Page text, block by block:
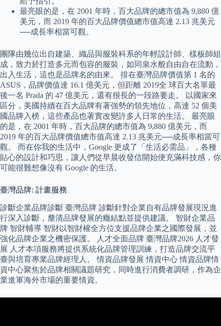
最亮眼的是，在 2001 年時，百大品牌的總市值為 9,880 億
美元，而 2019 年的百大品牌價值總市值高達 2.13 兆美元
──成長率相當可觀。
團隊由幾位出自建築、織品與服裝科系的年輕設計師、樣板師組
成，致力於打造多元而包容的服裝，如同泉水般自由自在流動，
出入生活，這也是品牌名的由來。 排在臺灣品牌價值第 1 名的
ASUS，品牌價值達 16.1 億美元，但距離 2019全 球百大名單最
後一名 Prada 的 47 億美元，還有很長的一段路要走。 以國家來
區分，美國持續在百大品牌有著強勢的領先地位，高達 52 個美
國品牌入榜，這些產品也著實改變許多人日常的生活。 最亮眼
的是，在 2001 年時，百大品牌的總市值為 9,880 億美元，而
2019 年的百大品牌價值總市值高達 2.13 兆美元──成長率相當可
觀。 而在你我的生活中，Google 更成了「生活必需品」，各種
貼心的設計和巧思，讓人們從早晨收發信開始便充滿科技感，你
可能很難想像沒有 Google 的生活。
臺灣品牌: 計畫服務
診斷企業品牌診斷 臺灣品牌 診斷針對企業自有品牌發展現況進
行深入診斷，釐清品牌發展的癥結點並提供建議。 智財企業品
牌 智財輔導 智財以智財權全方位支援品牌企業之國際發展，並
強化品牌企業之機密保護。 人才全面品牌 臺灣品牌2026 人才發
展 人才本項服務將提供系統化品牌管理訓練，打造品牌交流平
臺與培育專業品牌經理人。 情資品牌發展 情資中心 情資品牌情
資中心聚焦於品牌相關議題研究，同時進行消費者調研，作為企
業進軍海外市場的重要情資。